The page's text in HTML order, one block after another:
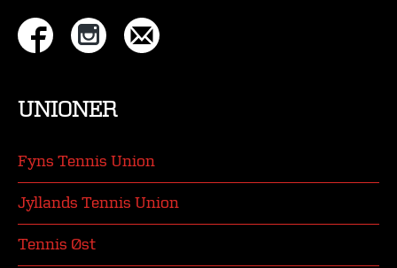
UNIONER
Fyns Tennis Union
Jyllands Tennis Union
Tennis Øst